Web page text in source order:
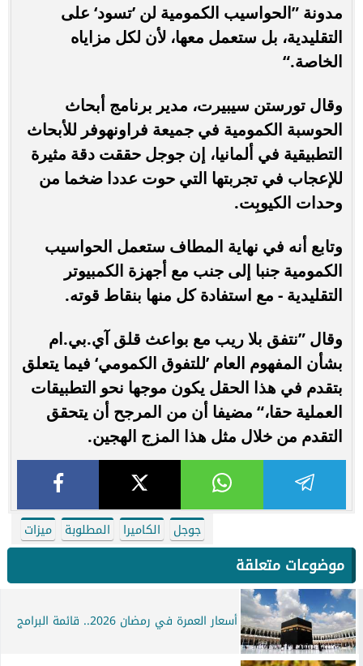
مدونة ”الحواسيب الكمومية لن ’تسود‘ على
التقليدية، بل ستعمل معها، لأن لكل مزاياه
الخاصة.“
وقال تورستن سيبيرت، مدير برنامج أبحاث
الحوسبة الكمومية في جميعة فراونهوفر للأبحاث
التطبيقية في ألمانيا، إن جوجل حققت دقة مثيرة
للإعجاب في تجربتها التي حوت عددا ضخما من
وحدات الكيوبِت.
وتابع أنه في نهاية المطاف ستعمل الحواسيب
الكمومية جنبا إلى جنب مع أجهزة الكمبيوتر
التقليدية - مع استفادة كل منها بنقاط قوته.
وقال ”نتفق بلا ريب مع بواعث قلق آي.بي.ام
بشأن المفهوم العام ’للتفوق الكمومي‘ فيما يتعلق
بتقدم في هذا الحقل يكون موجها نحو التطبيقات
العملية حقا،“ مضيفا أن من المرجح أن يتحقق
التقدم من خلال مثل هذا المزج الهجين.
جوجل الكاميرا المطلوبة ميزات
موضوعات متعلقة
أسعار العمرة في رمضان 2026.. قائمة البرامج